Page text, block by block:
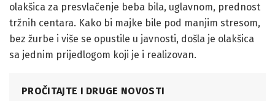
olakšica za presvlačenje beba bila, uglavnom, prednost
tržnih centara. Kako bi majke bile pod manjim stresom,
bez žurbe i više se opustile u javnosti, došla je olakšica
sa jednim prijedlogom koji je i realizovan.
PROČITAJTE I DRUGE NOVOSTI